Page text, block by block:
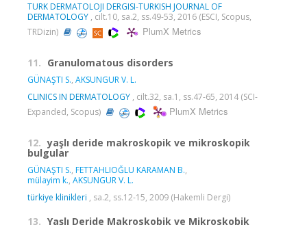
TURK DERMATOLOJI DERGISI-TURKISH JOURNAL OF
DERMATOLOGY , cilt.10, sa.2, ss.49-53, 2016 (ESCI, Scopus,
TRDizin)
PlumX Metrics
11. Granulomatous disorders
GÜNAŞTI S., AKSUNGUR V. L.
CLINICS IN DERMATOLOGY , cilt.32, sa.1, ss.47-65, 2014 (SCI-
Expanded, Scopus)
PlumX Metrics
12. yaşlı deride makroskopik ve mikroskopik
bulgular
GÜNAŞTI S., FETTAHLIOĞLU KARAMAN B.,
mülayim k., AKSUNGUR V. L.
türkiye klinikleri , sa.2, ss.12-15, 2009 (Hakemli Dergi)
13. Yaşlı Deride Makroskobik ve Mikroskobik